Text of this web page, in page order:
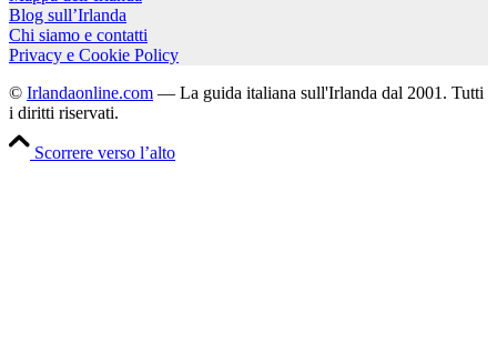
Blog sull’Irlanda
Chi siamo e contatti
Privacy e Cookie Policy
© Irlandaonline.com — La guida italiana sull'Irlanda dal 2001. Tutti
i diritti riservati.
Scorrere verso l’alto